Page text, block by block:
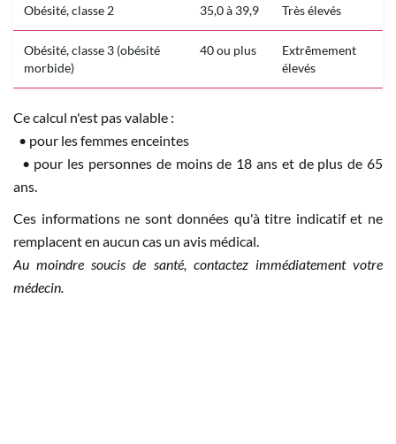
Obésité, classe 2 35,0 à 39,9 Très élevés
Obésité, classe 3 (obésité
morbide)
40 ou plus
Extrêmement
élevés
Ce calcul n'est pas valable :
• pour les femmes enceintes
• pour les personnes de moins de 18 ans et de plus de 65
ans.
Ces informations ne sont données qu'à titre indicatif et ne
remplacent en aucun cas un avis médical.
Au moindre soucis de santé, contactez immédiatement votre
médecin.